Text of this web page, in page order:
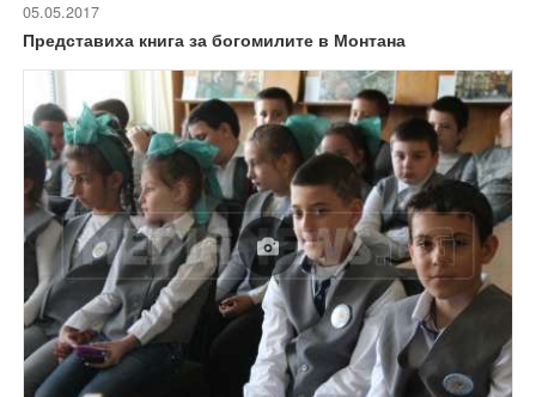
05.05.2017
Представиха книга за богомилите в Монтана